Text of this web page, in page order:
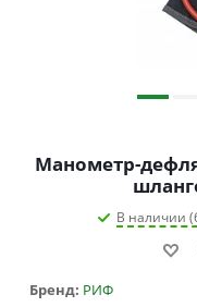
Манометр-
В наличии
Бренд: РИФ